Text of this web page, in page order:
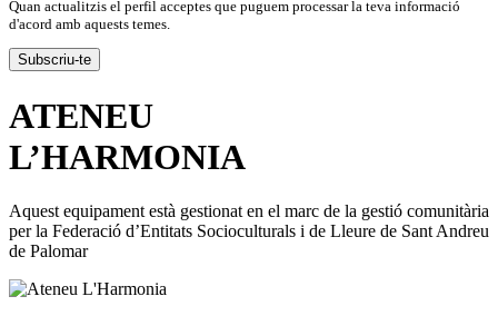
Quan actualitzis el perfil acceptes que puguem processar la teva informació
d'acord amb aquests temes.
ATENEU
L’HARMONIA
Aquest equipament està gestionat en el marc de la gestió comunitària
per la Federació d’Entitats Socioculturals i de Lleure de Sant Andreu
de Palomar